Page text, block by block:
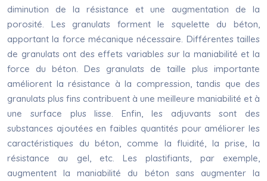
diminution de la résistance et une augmentation de la
porosité. Les granulats forment le squelette du béton,
apportant la force mécanique nécessaire. Différentes tailles
de granulats ont des effets variables sur la maniabilité et la
force du béton. Des granulats de taille plus importante
améliorent la résistance à la compression, tandis que des
granulats plus fins contribuent à une meilleure maniabilité et à
une surface plus lisse. Enfin, les adjuvants sont des
substances ajoutées en faibles quantités pour améliorer les
caractéristiques du béton, comme la fluidité, la prise, la
résistance au gel, etc. Les plastifiants, par exemple,
augmentent la maniabilité du béton sans augmenter la